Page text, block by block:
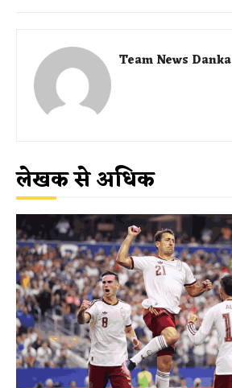
Team News Danka
लेखक से अधिक